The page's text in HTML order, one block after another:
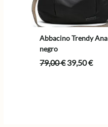
Abbacino Trendy Ana
negro
79,00€El
39,50€El